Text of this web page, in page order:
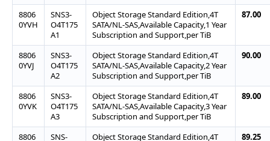
8806
0YVH
SNS3-
O4T175
A1
Object Storage Standard Edition,4T
SATA/NL-SAS,Available Capacity,1 Year
Subscription and Support,per TiB
87.00
8806
0YVJ
SNS3-
O4T175
A2
Object Storage Standard Edition,4T
SATA/NL-SAS,Available Capacity,2 Year
Subscription and Support,per TiB
90.00
8806
0YVK
SNS3-
O4T175
A3
Object Storage Standard Edition,4T
SATA/NL-SAS,Available Capacity,3 Year
Subscription and Support,per TiB
89.00
8806 SNS- Object Storage Standard Edition,4T 89.25